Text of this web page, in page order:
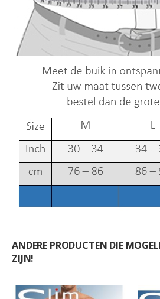
ANDERE PRODUCTEN DIE
ZIJN!